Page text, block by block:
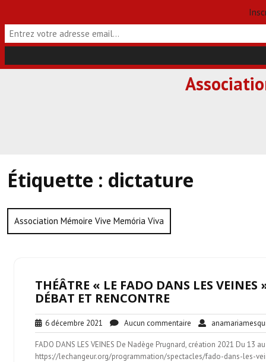
Étiquette : dictature
Association Mémoire Vive Memória Viva
THÉÂTRE « LE FADO DANS LES
DÉBAT ET RENCONTRE
6 décembre 2021
décembre
2021
Aucun commentaire Aucun
commentaire
FADO DANS LES VEINES De Nadège Prugnard, création 2021 Du
https://lechangeur.org/programmation/spectacles/fado-dans-les-